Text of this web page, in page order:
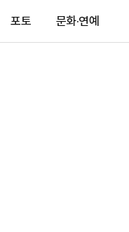
포토 문화·연예